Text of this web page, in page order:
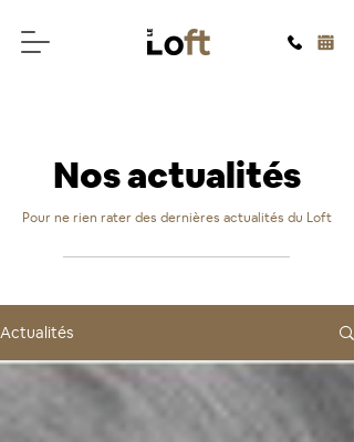
Nos actualités
Pour ne rien rater des dernières actualités du Loft
Actualités